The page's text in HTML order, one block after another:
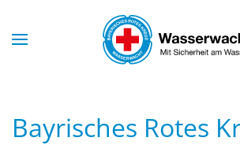
Skip to main content
Bayrisches Rotes